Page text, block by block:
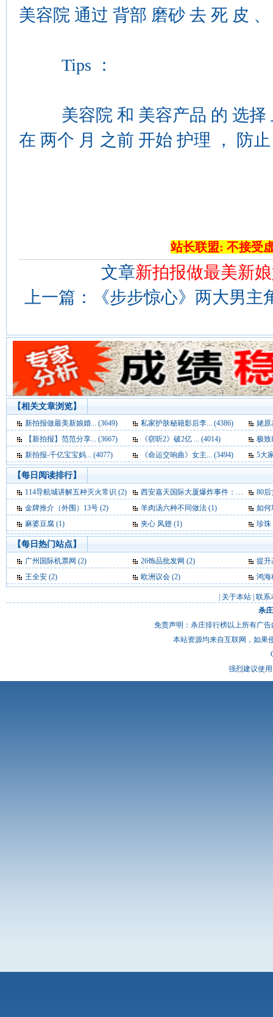
美容院 通过 背部 磨砂 去 死 皮
Tips ：
美容院 和 美容产品 的 选择
在 两个 月 之前 开始 护理 ， 防
站长联盟: 不接受
文章新拍报做最美新
上一篇：
《步步惊心》两大男主
【相关文章浏览】
新拍报做最美新娘婚... (3649) 私家护肤秘籍影后李... (4386)
姥原
【新拍报】范范分享... (3667)
《窃听2》破2亿 ... (4014)
极致
新拍报-千亿宝宝妈... (4077)
《命运交响曲》女主... (3494) 5大
【每日阅读排行】
114导航城讲解五种灭火常识 (2) 西安嘉天国际大厦爆炸事件：基本确定为液化气爆炸 (2)
80后女
金牌推介（外围）13号 (2)
羊肉汤六种不同做法 (1)
如何
麻婆豆腐 (1)
夹心 凤翅 (1) 珍珠
【每日热门站点】
广州国际机票网 (2) 26饰品批发网 (2)
提升
王全安 (2) 欧洲议会 (2) 鸿海
关于本站 联系
杀
免责声明：杀庄排行榜以上所有广
本站资源均来自互联网，如果
强烈建议使